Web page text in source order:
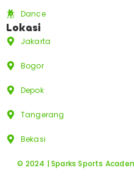
Dance
Lokasi
Jakarta
Bogor
Depok
Tangerang
Bekasi
© 2024 | Sparks Sports